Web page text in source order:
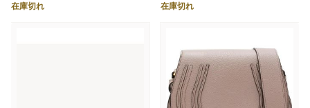
在庫切れ 在庫切れ